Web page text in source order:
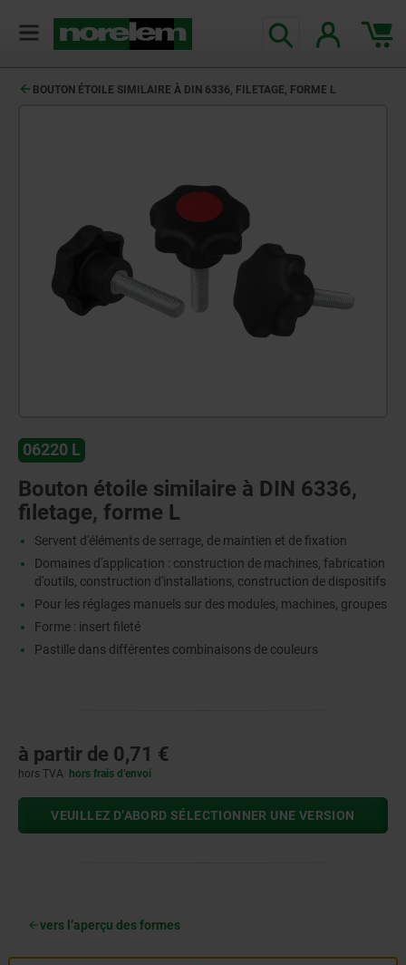
BOUTON ÉTOILE SIMILAIRE À DIN 6336, FILETAGE, FORME L
06220 L
Bouton étoile similaire à DIN 6336,
filetage, forme L
Servent d'éléments de serrage, de maintien et de fixation
Domaines d'application : construction de machines, fabrication
d'outils, construction d'installations, construction de dispositifs
Pour les réglages manuels sur des modules, machines, groupes
Forme : insert fileté
Pastille dans différentes combinaisons de couleurs
à partir de 0,71 €
hors TVA hors frais d’envoi
VEUILLEZ D’ABORD SÉLECTIONNER UNE VERSION
vers l’aperçu des formes